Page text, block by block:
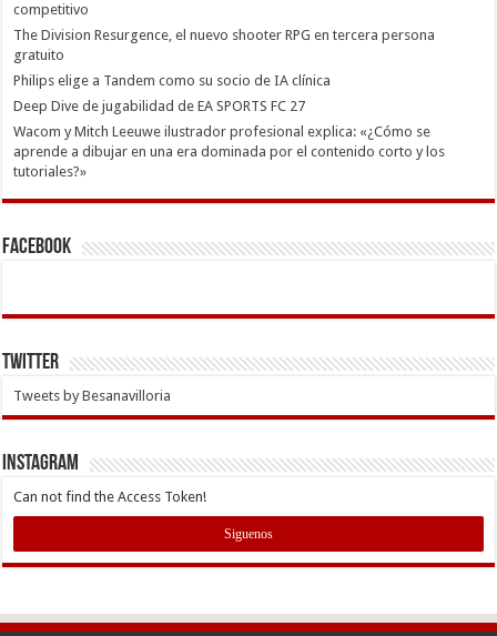
competitivo
The Division Resurgence, el nuevo shooter RPG en tercera persona
gratuito
Philips elige a Tandem como su socio de IA clínica
Deep Dive de jugabilidad de EA SPORTS FC 27
Wacom y Mitch Leeuwe ilustrador profesional explica: «¿Cómo se
aprende a dibujar en una era dominada por el contenido corto y los
tutoriales?»
Facebook
Twitter
Tweets by Besanavilloria
INSTAGRAM
Can not find the Access Token!
Siguenos